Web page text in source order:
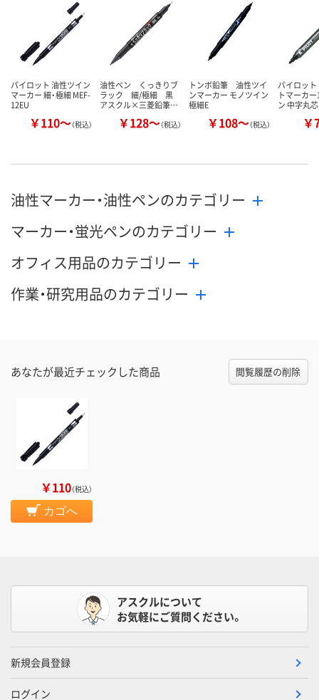
パイロット 油性ツイン
マーカー 細・極細 MEF-
12EU
￥110～（税込）
油性ペン くっきりブ
ラック 細/極細 黒
アスクル×三菱鉛筆…
￥128～（税込）
トンボ鉛筆 油性ツイ
ンマーカー モノツイン
極細E
￥108～（税込）
パイロッ
トマーカ
ン 中字丸
￥
油性マーカー・油性ペンのカテゴリー
マーカー・蛍光ペンのカテゴリー
オフィス用品のカテゴリー
作業・研究用品のカテゴリー
あなたが最近チェックした商品 閲覧履歴の削除
￥110（税込）
カゴへ
アスクルについて
お気軽にご質問ください。
新規会員登録
ログイン